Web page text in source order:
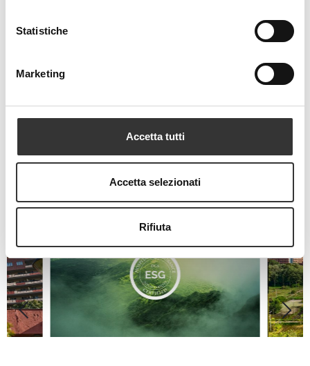
Statistiche
Marketing
Accetta tutti
Accetta selezionati
Rifiuta
maggiore visibilità delle indicazioni semplifica l’esperienza e rende più
Latest News